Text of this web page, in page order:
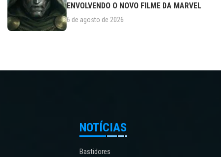
ENVOLVENDO O NOVO FILME DA MARVEL
6 de agosto de 2026
NOTÍCIAS
Bastidores